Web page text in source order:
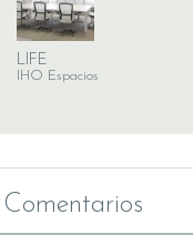
LIFE
IHO Espacios
Comentarios